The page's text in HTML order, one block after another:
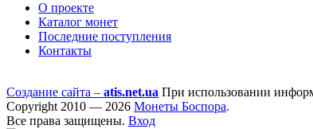
О проекте
Каталог монет
Последние поступления
Контакты
Создание сайта – atis.net.ua При использовании
Copyright 2010 — 2026 Монеты Боспора.
Все права защищены. Вход